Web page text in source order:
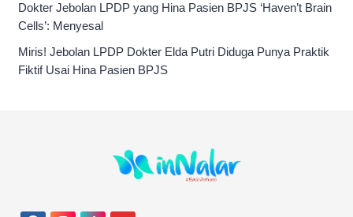
Dokter Jebolan LPDP yang Hina Pasien BPJS ‘Haven’t Brain
Cells’: Menyesal
Miris! Jebolan LPDP Dokter Elda Putri Diduga Punya Praktik
Fiktif Usai Hina Pasien BPJS